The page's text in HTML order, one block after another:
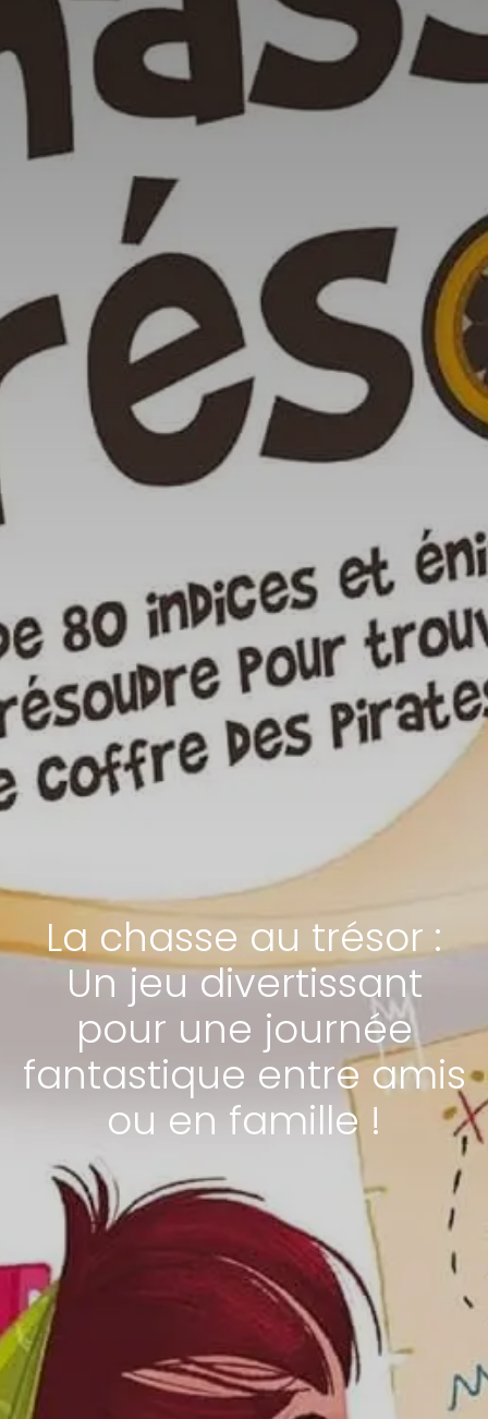
La chasse au trésor :
Un jeu divertissant
pour une journée
fantastique entre amis
ou en famille !